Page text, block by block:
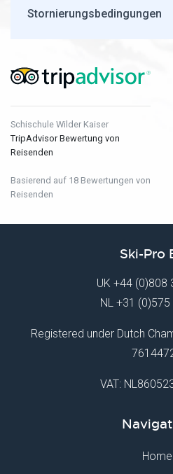
Stornierungsbedingungen
Schischule Wilder Kaiser
TripAdvisor Bewertung von
Reisenden
Basierend auf 18 Bewertungen von
Reisenden
Ski-Pro
UK +44 (0)808
NL +31
Registered under Dutch
VAT:
Home